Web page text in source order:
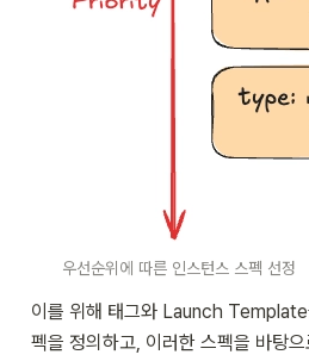
우선순위에 따른 인스턴스 스펙 선정
이를 위해 태그와 Launch Template
펙을 정의하고, 이러한 스펙을 바탕